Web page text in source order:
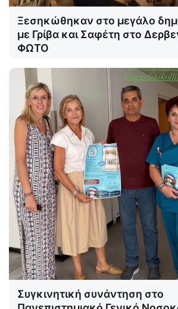
Ξεσηκώθηκαν στο μεγάλο
με Γρίβα και Σαφέτη στο
ΦΩΤΟ
Συγκινητική συνάντηση στο